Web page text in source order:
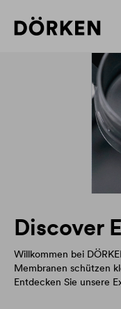
Discover
Willkommen bei
Membranen schützen
Entdecken Sie unsere